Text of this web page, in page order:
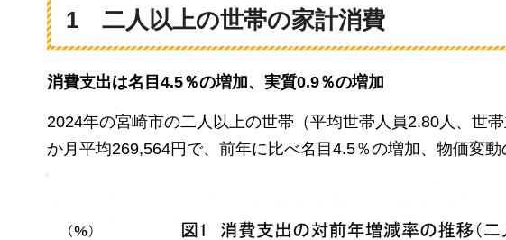
1 二人以上の世帯の家計消費
消費支出は名目4.5％の増加、実質0.9％の増加
2024年の宮崎市の二人以上の世帯（平均世帯人員2.80人、世
か月平均269,564円で、前年に比べ名目4.5％の増加、物価変